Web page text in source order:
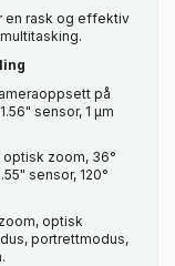
en rask og effektiv
på
sensor, 1 µm
optisk zoom, 36°
sensor, 120°
optisk
portrettmodus,